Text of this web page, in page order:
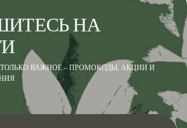
НА
ВАЖНОЕ – ПРОМОКОДЫ, АКЦИИ И